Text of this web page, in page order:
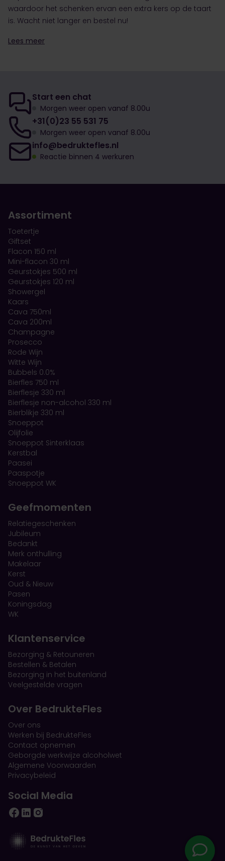
waardoor het schenken ervan een extra kers op de taart
is. Wacht niet langer en bestel nu!
Lees meer
Start een chat
Morgen weer open vanaf 8.00u
+31(0)23 55 531 75
Morgen weer open vanaf 8.00u
info@bedruktefles.nl
Reactie binnen 4 werkuren
Assortiment
Toetertje
Giftset
Flacon 150 ml
Mini-flacon 30 ml
Geurstokjes 500 ml
Geurstokjes 120 ml
Showergel
Kaars
Cava 750ml
Cava 200ml
Champagne
Prosecco
Rode Wijn
Witte Wijn
Bubbels 0.0%
Bierfles 750 ml
Bierflesje 330 ml
Bierflesje non-alcohol 330 ml
Bierblikje 330 ml
Snoeppot
Olijfolie
Snoeppot Sinterklaas
Kerstbal
Paasei
Paaspotje
Snoeppot WK
Geefmomenten
Relatiegeschenken
Jubileum
Bedankt
Merk onthulling
Makelaar
Kerst
Oud & Nieuw
Pasen
Koningsdag
WK
Klantenservice
Bezorging & Retouneren
Bestellen & Betalen
Bezorging in het buitenland
Veelgestelde vragen
Over BedrukteFles
Over ons
Werken bij BedrukteFles
Contact opnemen
Geborgde werkwijze alcoholwet
Algemene Voorwaarden
Privacybeleid
Social Media